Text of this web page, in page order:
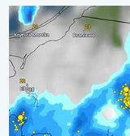
Grandine di grandi